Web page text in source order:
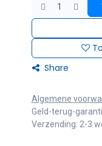
Share
Algemene
Geld-terug-
Verzending: 2-3